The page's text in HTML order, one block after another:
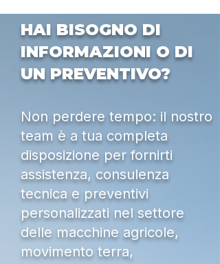
HAI BISOGNO DI
INFORMAZIONI O DI
UN PREVENTIVO?
Non perdere tempo: il nostro
team è a tua completa
disposizione per fornirti
assistenza, consulenza
tecnica e preventivi
personalizzati nel settore
delle macchine agricole,
movimento terra,